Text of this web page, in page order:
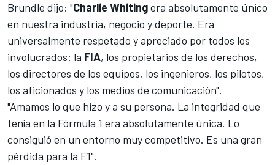
Brundle dijo: "Charlie Whitingera absolutamente único
en nuestra industria, negocio y deporte. Era
universalmente respetado y apreciado por todos los
involucrados: la FIA, los propietarios de los derechos,
los directores de los equipos, los ingenieros, los pilotos,
los aficionados y los medios de comunicación".
"Amamos lo que hizo y a su persona. La integridad que
tenía en la Fórmula 1 era absolutamente única. Lo
consiguió en un entorno muy competitivo. Es una gran
pérdida para la F1".